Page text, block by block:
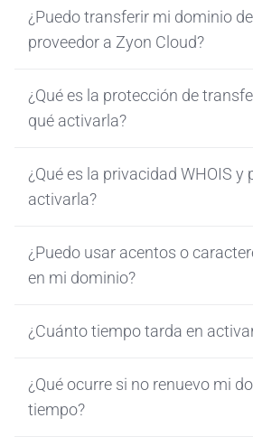
¿Puedo transferir mi dominio
proveedor a Zyon Cloud?
¿Qué es la protección de
qué activarla?
¿Qué es la privacidad WHOIS y
activarla?
¿Puedo usar acentos o
en mi dominio?
¿Cuánto tiempo tarda en
¿Qué ocurre si no renuevo mi
tiempo?